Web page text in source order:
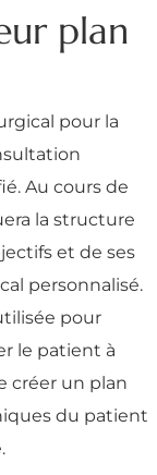
plan
pour la
Au cours de
la structure
et de ses
personnalisé.
pour
le patient à
créer un plan
du patient